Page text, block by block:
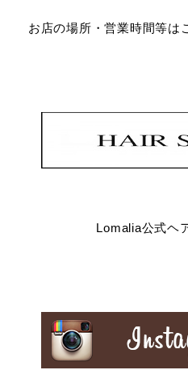
お店の場所・営業時間等は
Lomalia公式ヘ